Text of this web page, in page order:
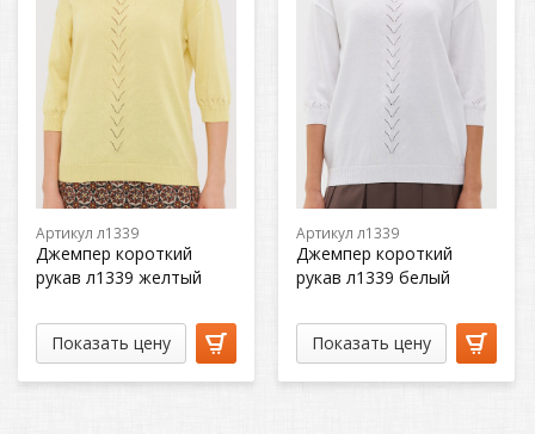
Артикул л1339
Джемпер короткий
рукав л1339 желтый
Показать цену
Артикул л1339
Джемпер короткий
рукав л1339 белый
Показать цену